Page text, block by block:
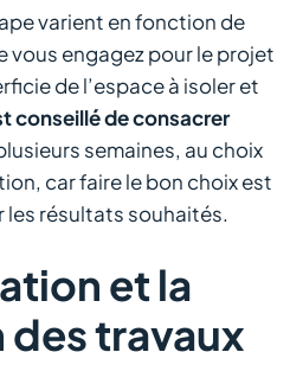
истории
игроков в
множество историй
и удаче. Сегодня мы
российских игроков в
изменить свою жизнь
varient en fonction de
vous engagez pour le projet
de l’espace à isoler et
conseillé de consacrer
semaines, au choix
car faire le bon choix est
résultats souhaités.
et la
travaux